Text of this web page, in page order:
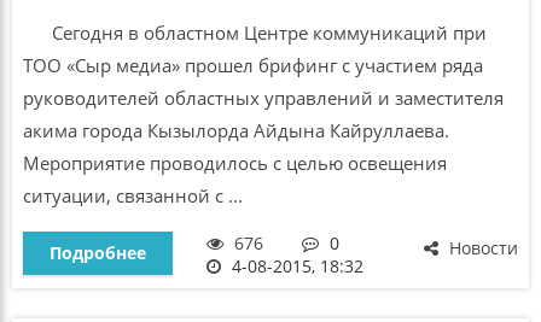
Сегодня в областном Центре коммуникаций при
ТОО «Сыр медиа» прошел брифинг с участием ряда
руководителей областных управлений и заместителя
акима города Кызылорда Айдына Кайруллаева.
Мероприятие проводилось с целью освещения
ситуации, связанной с ...
Новости
Подробнее 676
0
4-08-2015, 18:32